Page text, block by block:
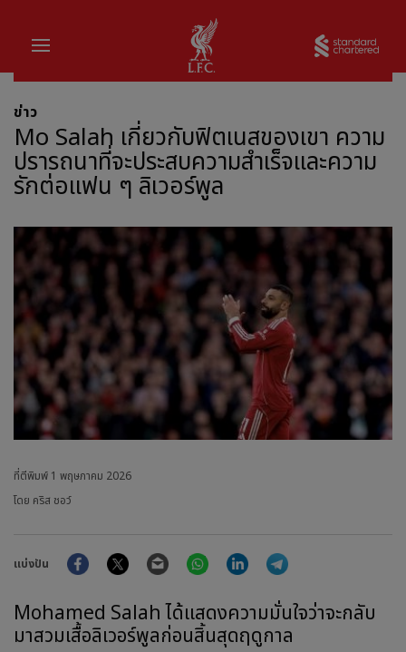
บ้าน
ข่าว
Mo Salah เกี่ยวกับฟิตเนสของเขา ความ
ปรารถนาที่จะประสบความสำเร็จและความ
รักต่อแฟน ๆ ลิเวอร์พูล
ที่ตีพิมพ์ 1 พฤษภาคม 2026
โดย คริส ชอว์
แบ่งปัน
FacebookTwitter Email WhatsAppLinkedIn
Mohamed Salah ได้แสดงความมั่นใจว่าจะกลับ
มาสวมเสื้อลิเวอร์พูลก่อนสิ้นสุดฤดูกาล